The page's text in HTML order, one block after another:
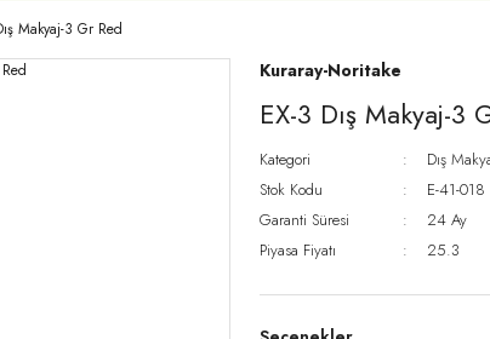
Makyaj-3 Gr Red
Kuraray-Noritake
EX-3 Dış Makyaj-3
Kategori
Dış
Stok Kodu
E-41-018
Garanti Süresi
24 Ay
Piyasa Fiyatı
25.3